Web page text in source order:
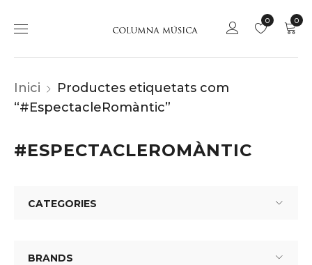
0
0
Inici
Productes etiquetats com
“#EspectacleRomàntic”
#ESPECTACLEROMÀNTIC
CATEGORIES
BRANDS